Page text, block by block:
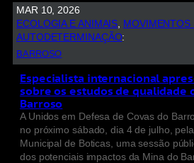
MAR 10, 2026
ECOLOGIA E ANIMAIS MOVIMENTOS
AUTODETERMINAÇÃO:
BARROSO
Especialista internacional
sobre os estudos de qualidade
Barroso
A Unidos em Defesa de Covas do
no próximo sábado, dia 4 de julho,
Municipal de Boticas, uma sessão
dos potenciais impactos da Mina do